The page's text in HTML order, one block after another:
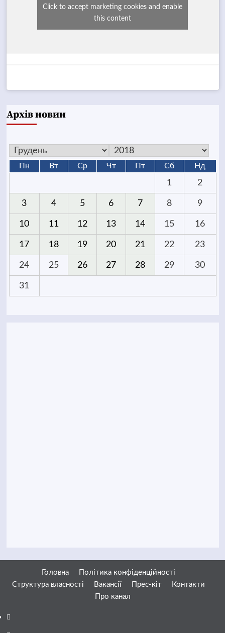
Click to accept marketing cookies and enable
this content
Архів новин
Пн Вт Ср Чт Пт Сб Нд
1 2
3 4 5 6 7 8 9
10 11 12 13 14 15 16
17 18 19 20 21 22 23
24 25 26 27 28 29 30
31
Головна
Політика конфіденційності
Структура власності
Вакансії Прес-кіт
Контакти
Про канал
Facebook